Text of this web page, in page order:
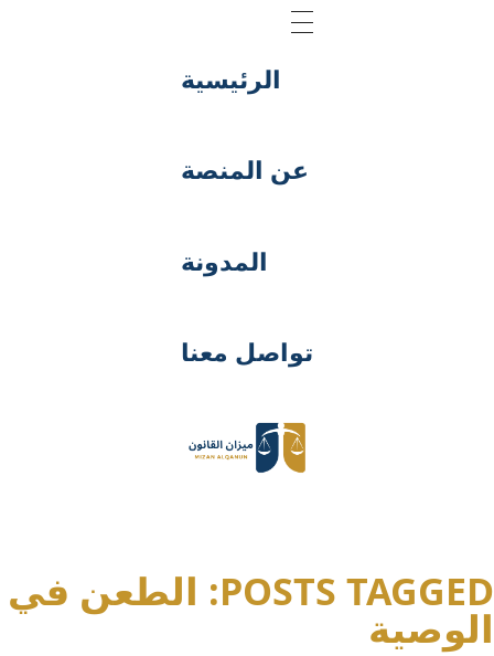
الرئيسية
عن المنصة
المدونة
تواصل معنا
POSTS TAGGED: الطعن في
الوصية